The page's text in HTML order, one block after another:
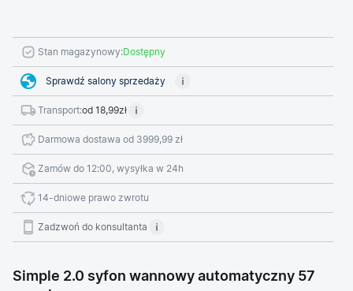
Stan magazynowy:Dostępny
Sprawdź salony sprzedaży
Transport:od 18,99zł
Darmowa dostawa od 3999,99 zł
Zamów do 12:00, wysyłka w 24h
14-dniowe prawo zwrotu
Zadzwoń do konsultanta
Simple 2.0 syfon wannowy automatyczny 57